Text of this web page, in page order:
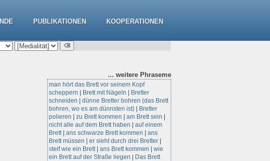
PUBLIKATIONEN KOOPERATIONEN
... weitere Phraseme
man hört das Brett vor seinem Kopf
scheppern
Brett mit Nägeln
Bretter
schneiden
dünne Bretter bohren (das Brett
bohren, wo es am dünnsten ist)
Bretter
polieren
zu Brett kommen am Brett sein
nicht alle auf dem Brett haben
auf einem
Brett| ans schwarze Brett kommen
ans
Brett müssen
er sieht durch drei Bretter
steif wie ein Brett| ans Brett kommen
wie
ein Brett auf der Straße liegen
Das Brett